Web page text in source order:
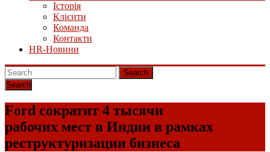
Історія
Клієнти
Команда
Контакти
HR-Новини
Search
Ford сократит 4 тысячи
рабочих мест в Индии в рамках
реструктуризации бизнеса